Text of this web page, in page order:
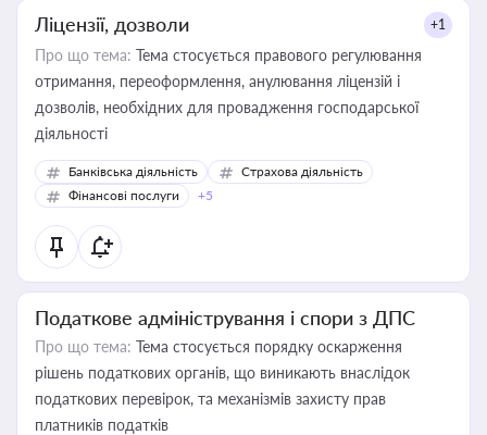
Ліцензії, дозволи +1
Про що тема: Тема стосується правового регулювання
отримання, переоформлення, анулювання ліцензій і
дозволів, необхідних для провадження господарської
діяльності
Банківська діяльність
Страхова діяльність
Фінансові послуги
+5
Податкове адміністрування і спори з ДПС
Про що тема: Тема стосується порядку оскарження
рішень податкових органів, що виникають внаслідок
податкових перевірок, та механізмів захисту прав
платників податків